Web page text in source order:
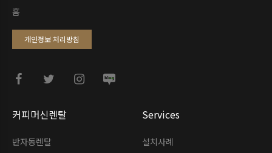
커피머신렌탈
반자동렌탈
Services
설치사례
홈
개인정보 처리방침